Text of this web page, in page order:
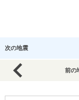
次の地震
前の